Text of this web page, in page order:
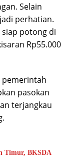
Selain
perhatian.
potong di
Rp55.000
pemerintah
pasokan
terjangkau
Timur, BKSDA